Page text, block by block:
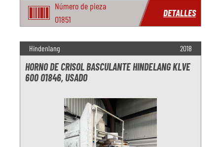
Número de pieza
O1851
DETALLES
Hindenlang 2018
HORNO DE CRISOL BASCULANTE HINDELANG KLVE
600 O1846, USADO